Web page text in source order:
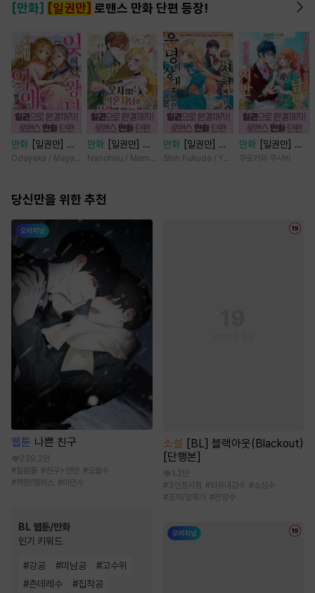
[만화] [일권만] 로맨스 만화 단편 등장!
만화
[일권만] 잊
혀진 왕녀지만 정
니다 [단행본]
Odayaka / Maya Koike
만화
[일권만] 웃
지 않는 약혼자님
습니다 [단행본]
Nanohiru / Memeko
만화
[일권만] 전
하께서는 오늘도
Shin Fukuda / Yoko Kurosu
만화
[일권만] 내
게 간섭하지 않겠
쿠로카와 쿠사비
당신만을 위한 추천
웹툰 나쁜 친구
239.2만
# 힐링물 #친구>연인 #모쏠수
#학원/캠퍼스 #미인수
BL 웹툰/만화
인기 키워드
#강공 #미남공 #고수위
#츤데레수 #집착공
소설 [BL] 블랙아웃(Blackout)
[단행본]
1.2만
#3인칭시점 #외유내강수 #소심수
#조직/암흑가 #잔망수